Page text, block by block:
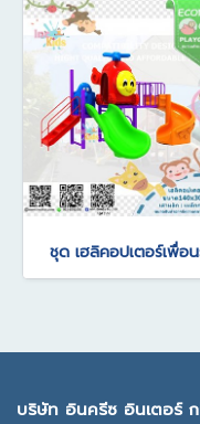
ชุด เฮลิคอปเตอร์เพื่อ
บริษัท อินครีซ อินเตอร์